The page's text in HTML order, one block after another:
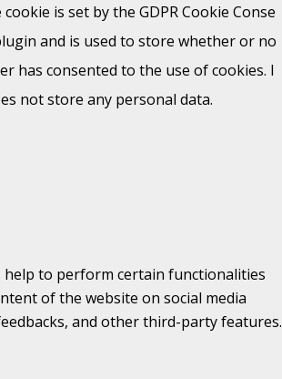
cookie is set by the GDPR Cookie Conse
and is used to store whether or no
has consented to the use of cookies. I
not store any personal data.
help to perform certain functionalities
of the website on social media
and other third-party features.